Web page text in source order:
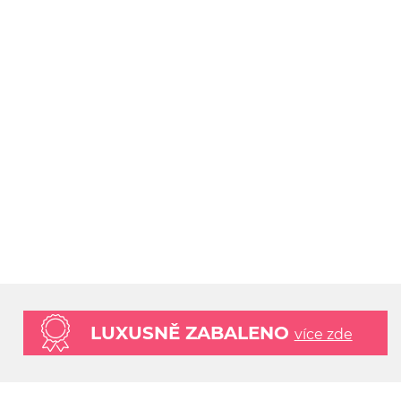
LUXUSNĚ ZABALENO více zde